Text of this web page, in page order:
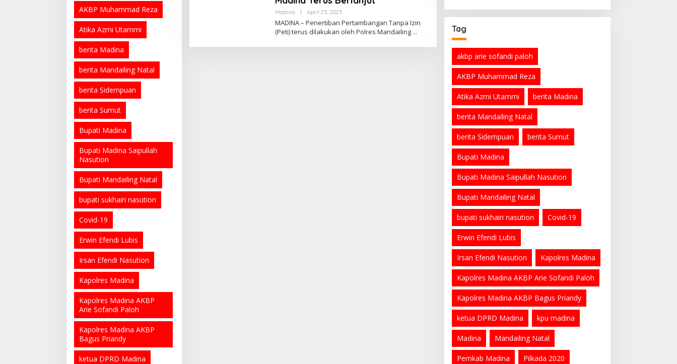
AKBP Muhammad Reza
Atika Azmi Utammi
berita Madina
berita Mandailing Natal
berita Sidempuan
berita Sumut
Bupati Madina
Bupati Madina Saipullah
Nasution
Bupati Mandailing Natal
bupati sukhairi nasution
Covid-19
Erwin Efendi Lubis
Irsan Efendi Nasution
Kapolres Madina
Kapolres Madina AKBP
Arie Sofandi Paloh
Kapolres Madina AKBP
Bagus Priandy
ketua DPRD Madina
Madina April 25, 2025Oleh
MADINA – Penertiban Pertambangan Tanpa Izin
(Peti) terus dilakukan oleh Polres Mandailing
Tag
akbp arie sofandi paloh
AKBP Muhammad Reza
Atika Azmi Utammi berita Madina
berita Mandailing Natal
berita Sidempuan berita Sumut
Bupati Madina
Bupati Madina Saipullah Nasution
Bupati Mandailing Natal
bupati sukhairi nasution Covid-19
Erwin Efendi Lubis
Irsan Efendi Nasution Kapolres Madina
Kapolres Madina AKBP Arie Sofandi Paloh
Kapolres Madina AKBP Bagus Priandy
ketua DPRD Madina kpu madina
Madina Mandailing Natal
Pemkab Madina Pilkada 2020